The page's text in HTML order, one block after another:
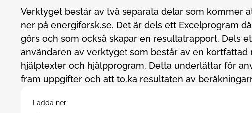
Verktyget består av två separata delar som kommer
ner på energiforsk.se. Det är dels ett Excelprogram
görs och som också skapar en resultatrapport. Dels
användaren av verktyget som består av en kortfattad
hjälptexter och hjälpprogram. Detta underlättar för
fram uppgifter och att tolka resultaten av
Ladda ner